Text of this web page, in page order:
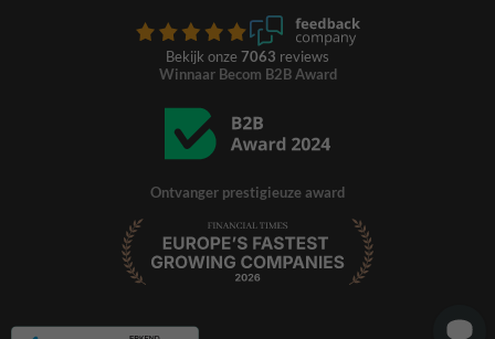
Bekijk onze 7063 reviews
Winnaar Becom B2B Award
Ontvanger prestigieuze award